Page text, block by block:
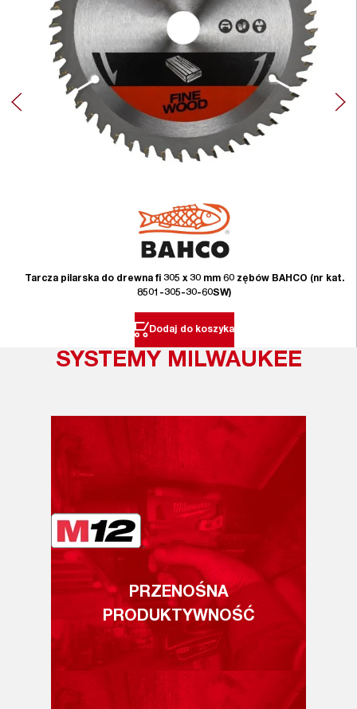
Tarcza pilarska do drewna fi 305 x 30 mm 60 zębów BAHCO (nr kat.
8501-305-30-60SW)
Dodaj do koszyka
SYSTEMY MILWAUKEE
PRZENOŚNA
PRODUKTYWNOŚĆ